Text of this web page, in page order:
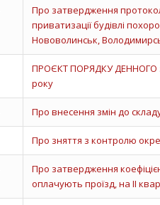
Про затвердження
приватизації будівлі
Нововолинськ,
ПРОЄКТ ПОРЯДКУ ДЕННОГО
року
Про внесення змін до
Про зняття з контролю
Про затвердження
оплачують проїзд, на ІІ